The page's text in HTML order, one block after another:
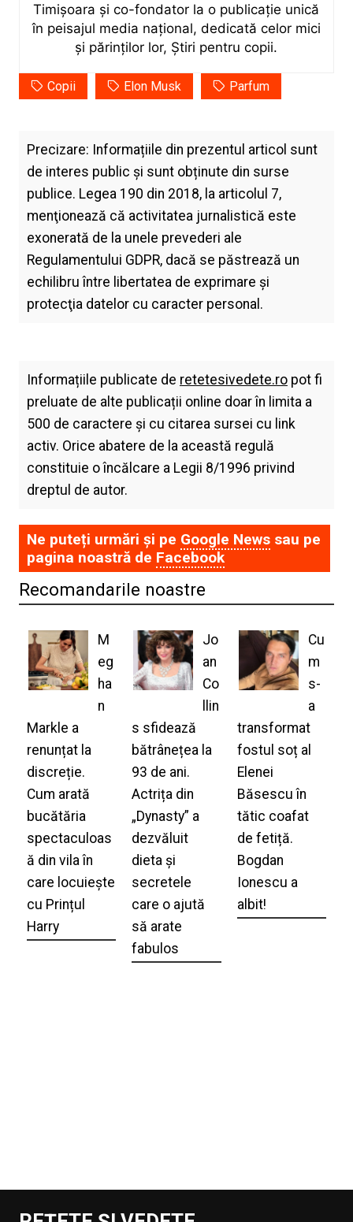
Timișoara și co-fondator la o publicație unică
în peisajul media național, dedicată celor mici
și părinților lor, Știri pentru copii.
Copii Elon Musk Parfum
Precizare: Informațiile din prezentul articol sunt
de interes public și sunt obținute din surse
publice. Legea 190 din 2018, la articolul 7,
menţionează că activitatea jurnalistică este
exonerată de la unele prevederi ale
Regulamentului GDPR, dacă se păstrează un
echilibru între libertatea de exprimare şi
protecţia datelor cu caracter personal.
Informațiile publicate de retetesivedete.ropot fi
preluate de alte publicații online doar în limita a
500 de caractere și cu citarea sursei cu link
activ. Orice abatere de la această regulă
constituie o încălcare a Legii 8/1996 privind
dreptul de autor.
Ne puteți urmări și pe Google Newssau pe
pagina noastră de Facebook
Recomandarile noastre
M
eg
ha
n
Markle a
renunțat la
discreție.
Cum arată
bucătăria
spectaculoas
ă din vila în
care locuiește
cu Prințul
Harry
Jo
an
Co
llin
s sfidează
bătrânețea la
93 de ani.
Actrița din
„Dynasty” a
dezvăluit
dieta și
secretele
care o ajută
să arate
fabulos
Cu
m
s-
a
transformat
fostul soț al
Elenei
Băsescu în
tătic coafat
de fetiță.
Bogdan
Ionescu a
albit!